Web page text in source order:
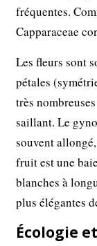
fréquentes.
Capparaceae
Les fleurs sont
pétales
très
saillant. Le
souvent
fruit est une
blanches à
plus élégantes
Écologie